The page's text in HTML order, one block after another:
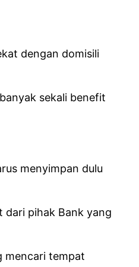
dengan domisili
sekali benefit
menyimpan dulu
dari pihak Bank yang
mencari tempat